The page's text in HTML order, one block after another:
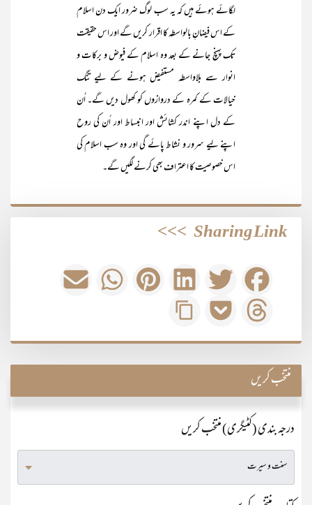
لگائے ہوئے ہیں کہ یہ سب لوگ ضرور ایک دن اسلام
کے اس فیضانِ بالواسطہ کا اقرار کریں گے اور اس حقیقت
تک پہنچ جانے کے بعد وہ اسلام کے فیوض و برکات و
انوار سے بلاواسطہ مستفیض ہونے کے لیے تنگ
خیالات کے کمرہ کے دروازوں کو کھول دیں گے۔ اُن
کے دل اپنے اندر کشائش اور انبساط اور اُن کی روح
اپنے لیے سرور و نشاط پائے گی اور وہ سب اسلام کی
اس خصوصیت کا اعتراف بھی کرنے لگیں گے۔
Sharing Link
>>>
منتخب کریں
درجہ بندی (کٹیگری) منتخب کریں